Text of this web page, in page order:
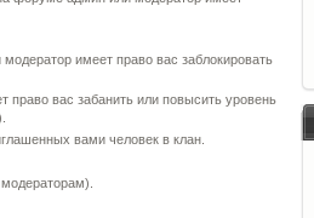
имеет право вас заблокировать
право вас забанить или повысить уровень
вами человек в клан.